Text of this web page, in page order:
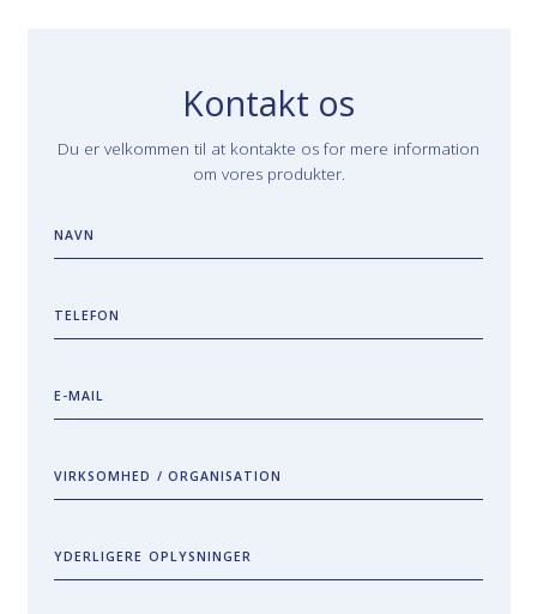
Kontakt os
Du er velkommen til at kontakte os for mere information
om vores produkter.
NAVN
TELEFON
E-MAIL
VIRKSOMHED / ORGANISATION
YDERLIGERE OPLYSNINGER